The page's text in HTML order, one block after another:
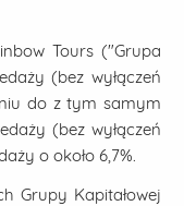
Tours ("Grupa
(bez wyłączeń
do z tym samym
(bez wyłączeń
o około 6,7%.
Grupy Kapitałowej